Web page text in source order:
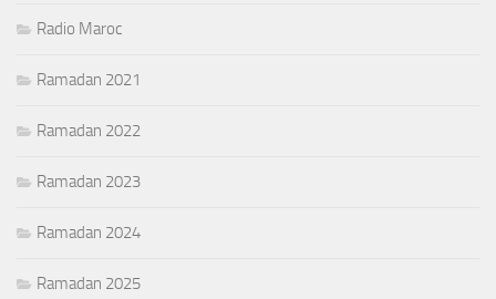
Radio Maroc
Ramadan 2021
Ramadan 2022
Ramadan 2023
Ramadan 2024
Ramadan 2025